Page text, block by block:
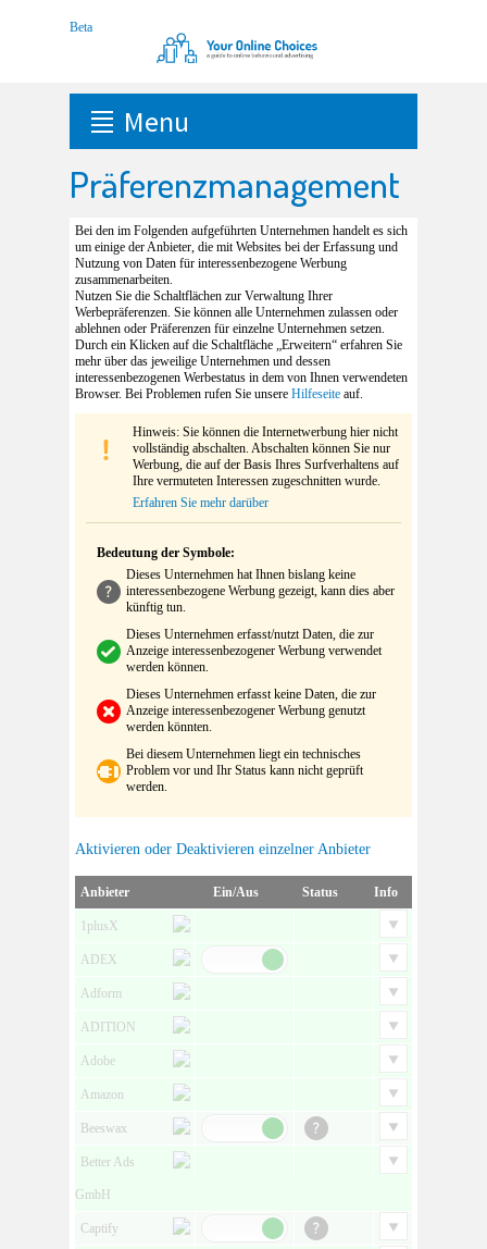
Menu
Präferenzmanagement
Bei den im Folgenden aufgeführten Unternehmen handelt es sich
um einige der Anbieter, die mit Websites bei der Erfassung und
Nutzung von Daten für interessenbezogene Werbung
zusammenarbeiten.
Nutzen Sie die Schaltflächen zur Verwaltung Ihrer
Werbepräferenzen. Sie können alle Unternehmen zulassen oder
ablehnen oder Präferenzen für einzelne Unternehmen setzen.
Durch ein Klicken auf die Schaltfläche „Erweitern“ erfahren Sie
mehr über das jeweilige Unternehmen und dessen
interessenbezogenen Werbestatus in dem von Ihnen verwendeten
Browser. Bei Problemen rufen Sie unsere Hilfeseite auf.
Hinweis: Sie können die Internetwerbung hier nicht
vollständig abschalten. Abschalten können Sie nur
Werbung, die auf der Basis Ihres Surfverhaltens auf
Ihre vermuteten Interessen zugeschnitten wurde.
Erfahren Sie mehr darüber
Bedeutung der Symbole:
Dieses Unternehmen hat Ihnen bislang keine
interessenbezogene Werbung gezeigt, kann dies aber
künftig tun.
Dieses Unternehmen erfasst/nutzt Daten, die zur
Anzeige interessenbezogener Werbung verwendet
werden können.
Dieses Unternehmen erfasst keine Daten, die zur
Anzeige interessenbezogener Werbung genutzt
werden könnten.
Bei diesem Unternehmen liegt ein technisches
Problem vor und Ihr Status kann nicht geprüft
werden.